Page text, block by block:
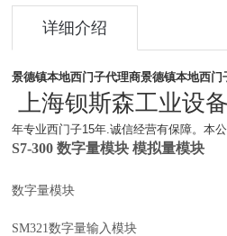
详细介绍
景德镇本地西门子代理商景德镇本地西门
上海钡斯森工业设
年专业西门子15年.诚信经营有保障。本公
S7-300 数字量模块 模拟量模块
数字量模块
SM321数字量输入模块